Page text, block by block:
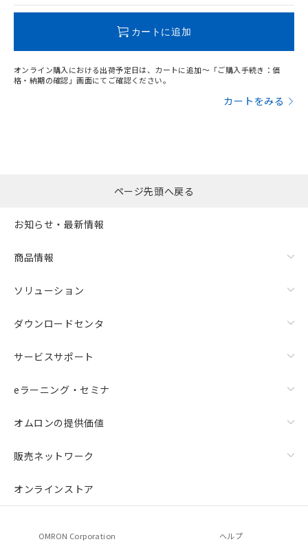
カートに追加
オンライン購入における出荷予定日は、カートに追加～「ご購入手続き：価
格・納期の確認」画面にてご確認ください。
カートをみる
ページ先頭へ戻る
お知らせ・最新情報
商品情報
ソリューション
ダウンロードセンタ
サービスサポート
eラーニング・セミナ
オムロンの提供価値
販売ネットワーク
オンラインストア
OMRON Corporation ヘルプ